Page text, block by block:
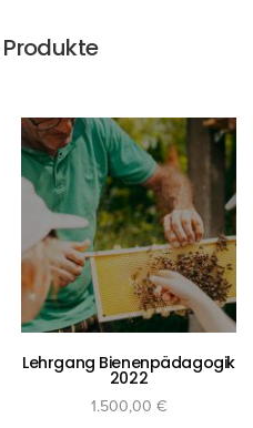
Lehrgang Bienenpädagogik
2022
1.500,00 €